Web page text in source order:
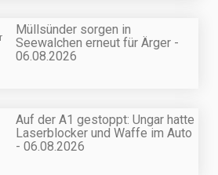
Müllsünder sorgen in
Seewalchen erneut für Ärger -
06.08.2026
Auf der A1 gestoppt: Ungar hatte
Laserblocker und Waffe im Auto
- 06.08.2026